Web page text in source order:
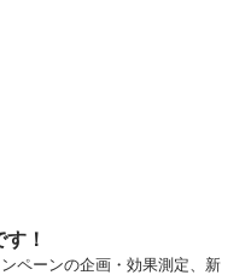
！
ペーンの企画・効果測定、新